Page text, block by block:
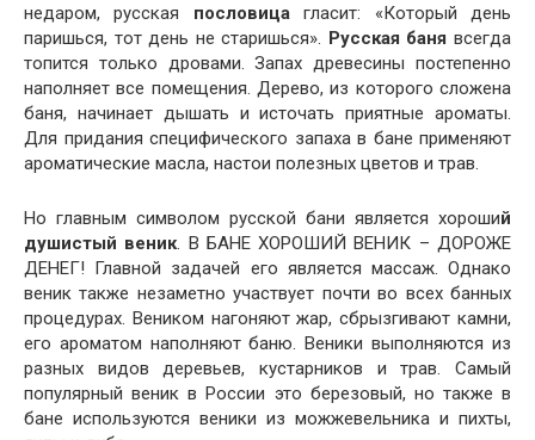
недаром, русская пословицагласит: «Который день
паришься, тот день не старишься». Русская банявсегда
топится только дровами. Запах древесины постепенно
наполняет все помещения. Дерево, из которого сложена
баня, начинает дышать и источать приятные ароматы.
Для придания специфического запаха в бане применяют
ароматические масла, настои полезных цветов и трав.
Но главным символом русской бани является хороший
душистый веник. В БАНЕ ХОРОШИЙ ВЕНИК – ДОРОЖЕ
ДЕНЕГ! Главной задачей его является массаж. Однако
веник также незаметно участвует почти во всех банных
процедурах. Веником нагоняют жар, сбрызгивают камни,
его ароматом наполняют баню. Веники выполняются из
разных видов деревьев, кустарников и трав. Самый
популярный веник в России это березовый, но также в
бане используются веники из можжевельника и пихты,